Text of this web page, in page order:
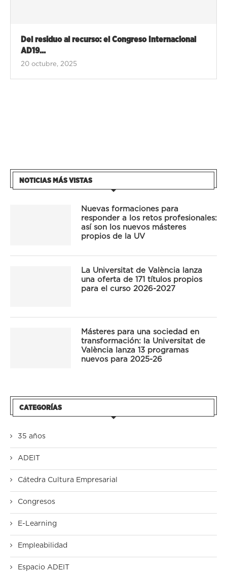
Del residuo al recurso: el Congreso Internacional
AD19...
20 octubre, 2025
NOTICIAS MÁS VISTAS
Nuevas formaciones para
responder a los retos profesionales:
así son los nuevos másteres
propios de la UV
La Universitat de València lanza
una oferta de 171 títulos propios
para el curso 2026-2027
Másteres para una sociedad en
transformación: la Universitat de
València lanza 13 programas
nuevos para 2025-26
CATEGORÍAS
35 años
ADEIT
Cátedra Cultura Empresarial
Congresos
E-Learning
Empleabilidad
Espacio ADEIT